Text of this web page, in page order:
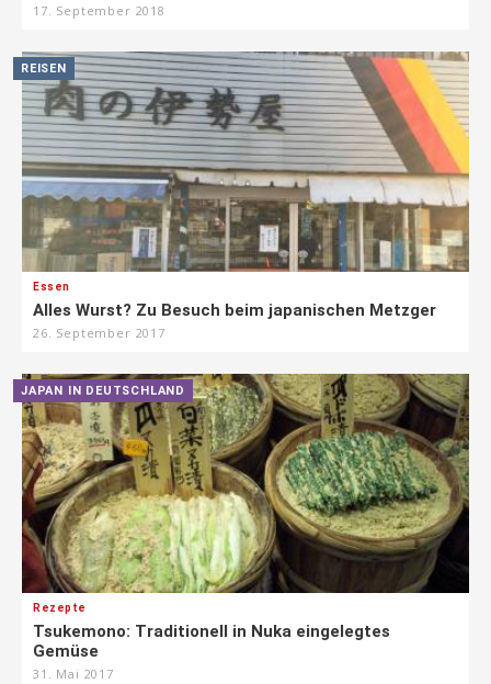
17. September 2018
REISEN
Essen
Alles Wurst? Zu Besuch beim japanischen Metzger
26. September 2017
JAPAN IN DEUTSCHLAND
Rezepte
Tsukemono: Traditionell in Nuka eingelegtes
Gemüse
31. Mai 2017